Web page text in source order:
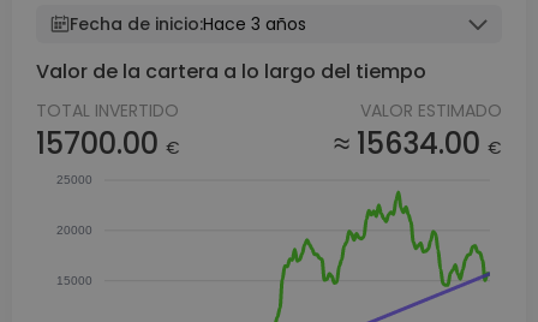
Fecha de inicio:Hace 3 años
Valor de la cartera a lo largo del tiempo
TOTAL INVERTIDO
15700.00 €
VALOR ESTIMADO
≈ 15634.00 €
25000
20000
15000